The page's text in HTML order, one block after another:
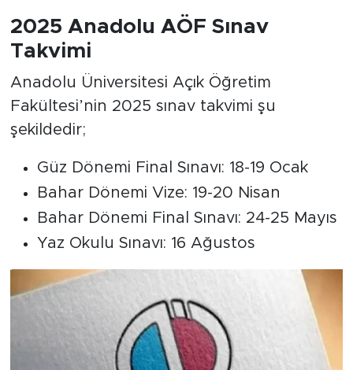
2025 Anadolu AÖF Sınav
Takvimi
Anadolu Üniversitesi Açık Öğretim
Fakültesi’nin 2025 sınav takvimi şu
şekildedir;
Güz Dönemi Final Sınavı: 18-19 Ocak
Bahar Dönemi Vize: 19-20 Nisan
Bahar Dönemi Final Sınavı: 24-25 Mayıs
Yaz Okulu Sınavı: 16 Ağustos